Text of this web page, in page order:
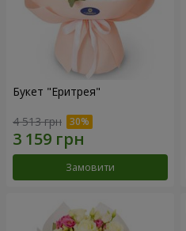
Букет "Еритрея"
4 513 грн
Замовити